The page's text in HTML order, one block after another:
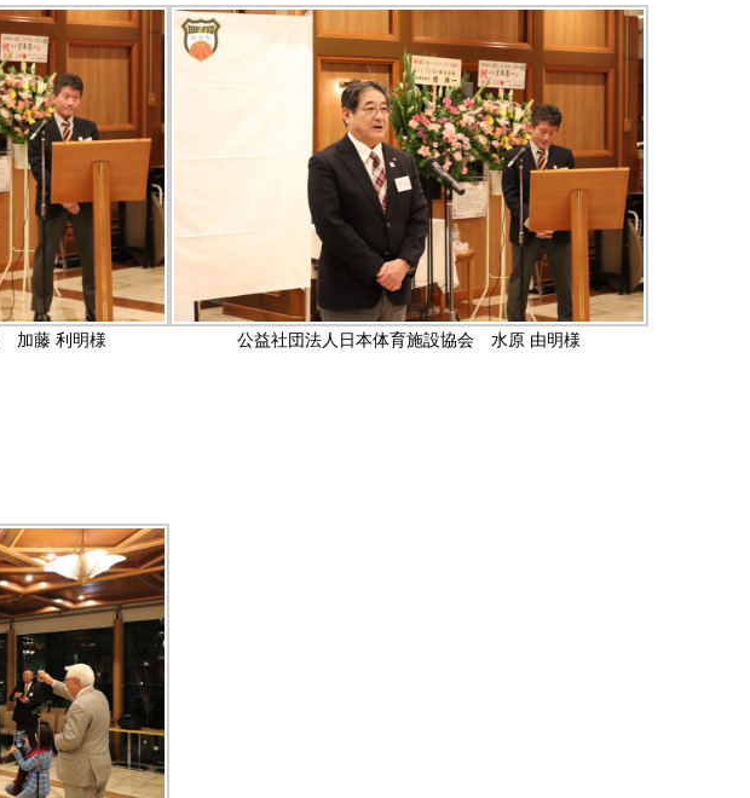
加藤 利明様 公益社団法人日本体育施設協会 水原 由明様